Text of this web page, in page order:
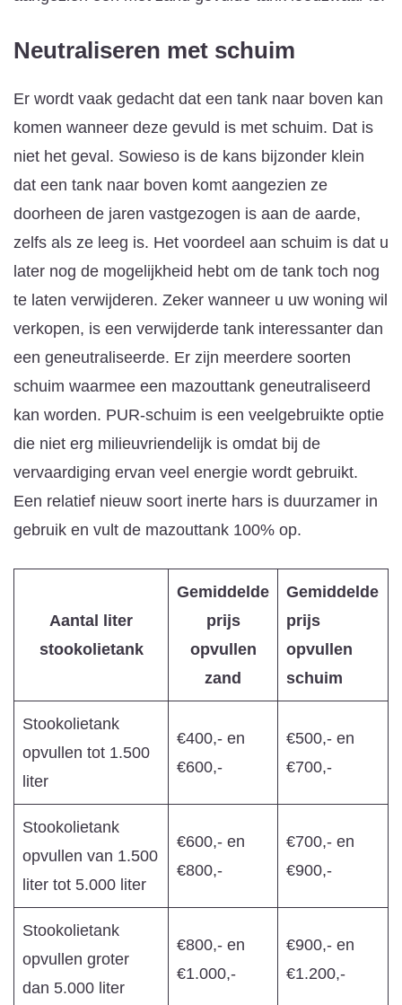
Neutraliseren met schuim
Er wordt vaak gedacht dat een tank naar boven kan
komen wanneer deze gevuld is met schuim. Dat is
niet het geval. Sowieso is de kans bijzonder klein
dat een tank naar boven komt aangezien ze
doorheen de jaren vastgezogen is aan de aarde,
zelfs als ze leeg is. Het voordeel aan schuim is dat u
later nog de mogelijkheid hebt om de tank toch nog
te laten verwijderen. Zeker wanneer u uw woning wil
verkopen, is een verwijderde tank interessanter dan
een geneutraliseerde. Er zijn meerdere soorten
schuim waarmee een mazouttank geneutraliseerd
kan worden. PUR-schuim is een veelgebruikte optie
die niet erg milieuvriendelijk is omdat bij de
vervaardiging ervan veel energie wordt gebruikt.
Een relatief nieuw soort inerte hars is duurzamer in
gebruik en vult de mazouttank 100% op.
Aantal liter
stookolietank
Gemiddelde
prijs
opvullen
zand
Gemiddelde
prijs
opvullen
schuim
Stookolietank
opvullen tot 1.500
liter
€400,- en
€600,-
€500,- en
€700,-
Stookolietank
opvullen van 1.500
liter tot 5.000 liter
€600,- en
€800,-
€700,- en
€900,-
Stookolietank
opvullen groter
dan 5.000 liter
€800,- en
€1.000,-
€900,- en
€1.200,-